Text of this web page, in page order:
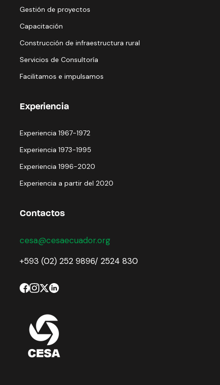
Gestión de proyectos
Capacitación
Construcción de infraestructura rural
Servicios de Consultoría
Facilitamos e impulsamos
Experiencia
Experiencia 1967-1972
Experiencia 1973-1995
Experiencia 1996-2020
Experiencia a partir del 2020
Contactos
cesa@cesaecuador.org
+593 (02) 252 9896/ 2524 830